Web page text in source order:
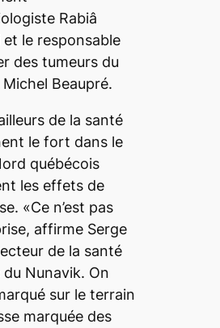
Rabiâ
et le responsable
des tumeurs du
Beaupré.
de la santé
le fort dans le
québécois
les effets de
«Ce n’est pas
affirme Serge
de la santé
du Nunavik. On
sur le terrain
marquée des